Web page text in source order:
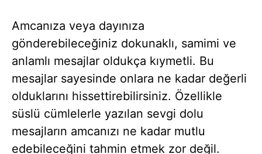
Amcanıza veya dayınıza
gönderebileceğiniz dokunaklı, samimi ve
anlamlı mesajlar oldukça kıymetli. Bu
mesajlar sayesinde onlara ne kadar değerli
olduklarını hissettirebilirsiniz. Özellikle
süslü cümlelerle yazılan sevgi dolu
mesajların amcanızı ne kadar mutlu
edebileceğini tahmin etmek zor değil.